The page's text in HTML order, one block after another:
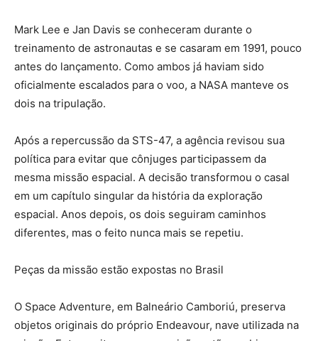
Mark Lee e Jan Davis se conheceram durante o
treinamento de astronautas e se casaram em 1991, pouco
antes do lançamento. Como ambos já haviam sido
oficialmente escalados para o voo, a NASA manteve os
dois na tripulação.
Após a repercussão da STS-47, a agência revisou sua
política para evitar que cônjuges participassem da
mesma missão espacial. A decisão transformou o casal
em um capítulo singular da história da exploração
espacial. Anos depois, os dois seguiram caminhos
diferentes, mas o feito nunca mais se repetiu.
Peças da missão estão expostas no Brasil
O Space Adventure, em Balneário Camboriú, preserva
objetos originais do próprio Endeavour, nave utilizada na